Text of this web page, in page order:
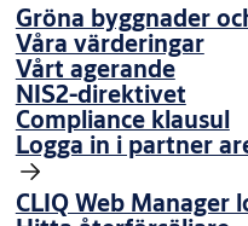
Gröna byggnader
Våra värderingar
Vårt agerande
NIS2-direktivet
Compliance klausul
Logga in i partner
CLIQ Web Manager